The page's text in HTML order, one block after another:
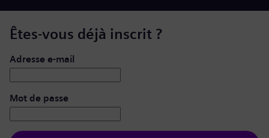
Êtes-vous déjà inscrit ?
Se connecter : nom d’utilisateur et mot de passe
Adresse e-mail
Mot de passe